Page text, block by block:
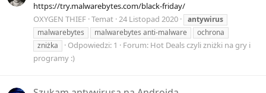
https://try.malwarebytes.com/black-friday/
OXYGEN THIEF Temat 24 Listopad 2020
antywirus
malwarebytes
malwarebytes anti-malware
ochrona
zniżka
Odpowiedzi: 1 Forum: Hot Deals czyli zniżki na gry i
programy :)